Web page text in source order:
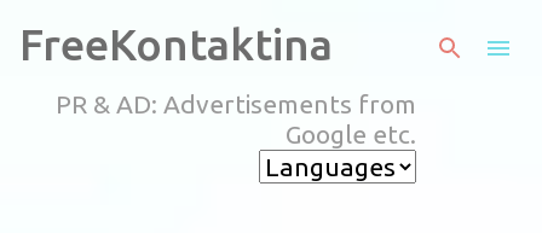
スキップしてメイン コンテンツに移動
FreeKontaktina
PR & AD: Advertisements from
Google etc.